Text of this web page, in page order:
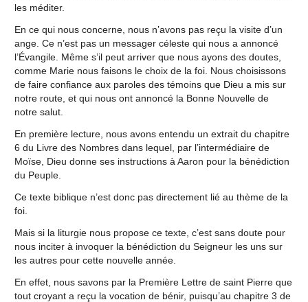
les méditer.
En ce qui nous concerne, nous n’avons pas reçu la visite d’un
ange. Ce n’est pas un messager céleste qui nous a annoncé
l’Évangile. Même s’il peut arriver que nous ayons des doutes,
comme Marie nous faisons le choix de la foi. Nous choisissons
de faire confiance aux paroles des témoins que Dieu a mis sur
notre route, et qui nous ont annoncé la Bonne Nouvelle de
notre salut.
En première lecture, nous avons entendu un extrait du chapitre
6 du Livre des Nombres dans lequel, par l’intermédiaire de
Moïse, Dieu donne ses instructions à Aaron pour la bénédiction
du Peuple.
Ce texte biblique n’est donc pas directement lié au thème de la
foi.
Mais si la liturgie nous propose ce texte, c’est sans doute pour
nous inciter à invoquer la bénédiction du Seigneur les uns sur
les autres pour cette nouvelle année.
En effet, nous savons par la Première Lettre de saint Pierre que
tout croyant a reçu la vocation de bénir, puisqu’au chapitre 3 de